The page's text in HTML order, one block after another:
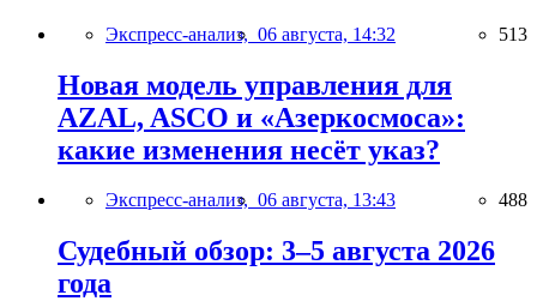
Экспресс-анализ, 06 августа, 14:32 513
Новая модель управления для
AZAL, ASCO и «Азеркосмоса»:
какие изменения несёт указ?
Экспресс-анализ, 06 августа, 13:43 488
Судебный обзор: 3–5 августа 2026
года